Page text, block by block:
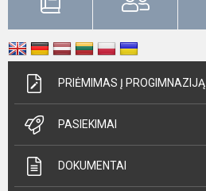
PRIĖMIMAS Į PROGIMNAZIJĄ
PASIEKIMAI
DOKUMENTAI